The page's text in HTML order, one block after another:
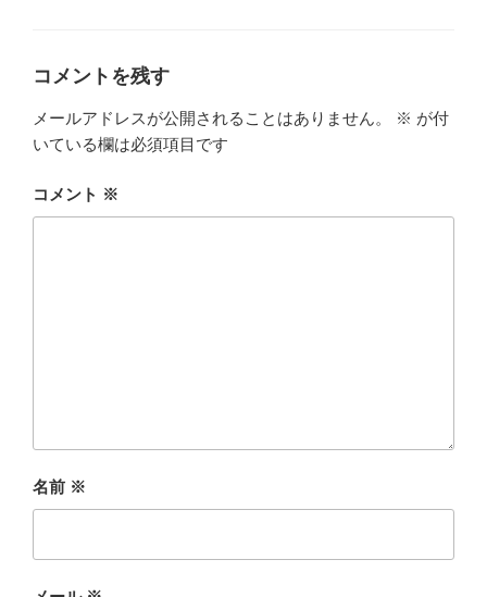
コメントを残す
メールアドレスが公開されることはありません。 ※ が付
いている欄は必須項目です
コメント ※
名前 ※